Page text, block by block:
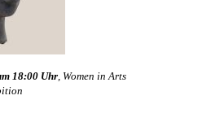
18:00 Uhr, Women in Arts